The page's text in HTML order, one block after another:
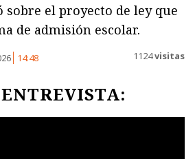
el proyecto de ley que
de admisión escolar.
14:48 1124visitas